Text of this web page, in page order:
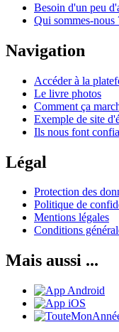
Besoin d'un peu
Qui sommes-nous
Navigation
Accéder à la
Le livre photos
Comment ça
Exemple de site
Ils nous font
Légal
Protection des
Politique de
Mentions légales
Conditions
Mais aussi ...